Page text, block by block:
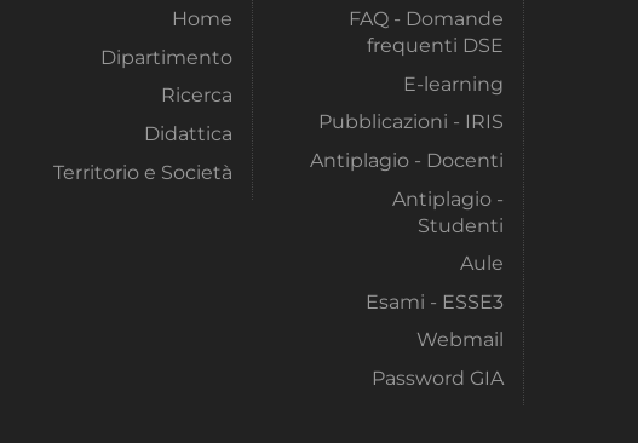
Home
Dipartimento
Ricerca
Didattica
Territorio e Società
FAQ - Domande
frequenti DSE
E-learning
Pubblicazioni - IRIS
Antiplagio - Docenti
Antiplagio -
Studenti
Aule
Esami - ESSE3
Webmail
Password GIA